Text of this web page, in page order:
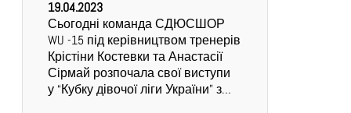
19.04.2023
Сьогодні команда СДЮСШОР
WU -15 під керівництвом тренерів
Крістіни Костевки та Анастасії
Сірмай розпочала свої виступи
у “Кубку дівочої ліги України” з…